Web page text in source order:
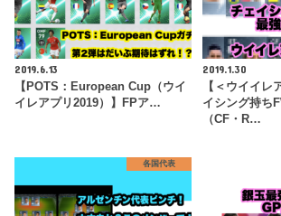
2019.6.13
【POTS：European Cup（ウイ
イレアプリ2019）】FPア…
2019.1.30
【＜ウイイレ
イシング持ち
（CF・R…
各国代表